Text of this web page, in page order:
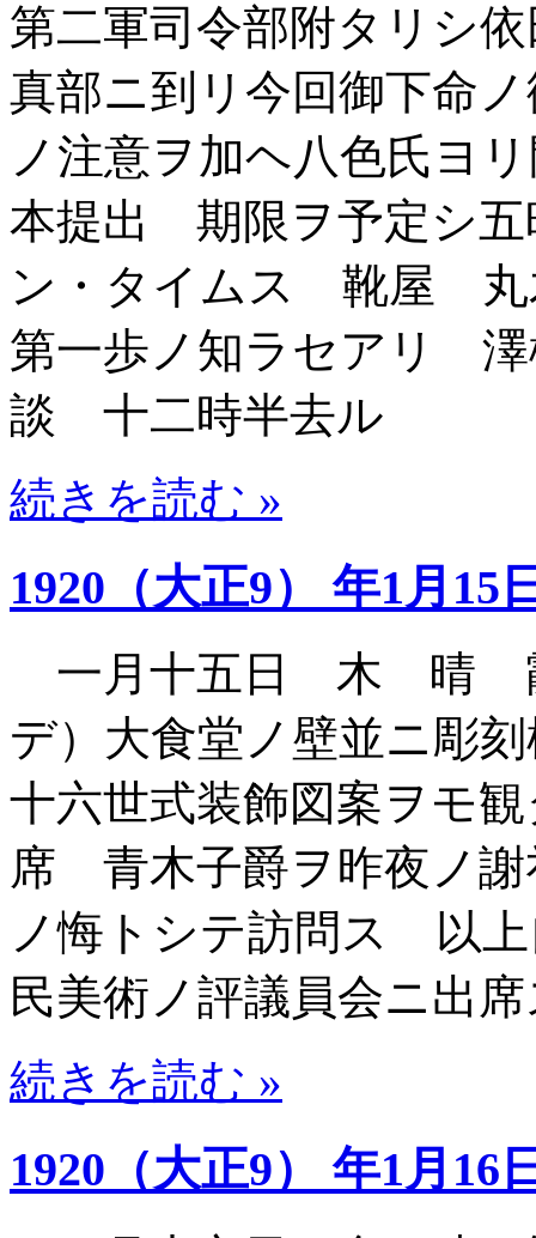
第二軍司令部附タリシ
真部ニ到リ今回御下命
ノ注意ヲ加ヘ八色氏ヨ
本提出 期限ヲ予定シ
ン・タイムス 靴屋 丸
第一歩ノ知ラセアリ
談 十二時半去ル
続きを読む »
1920（大正9） 年1月15
一月十五日 木 晴 霞
デ）大食堂ノ壁並ニ彫
十六世式装飾図案ヲモ
席 青木子爵ヲ昨夜ノ謝
ノ悔トシテ訪問ス 以
民美術ノ評議員会ニ出
続きを読む »
1920（大正9） 年1月16